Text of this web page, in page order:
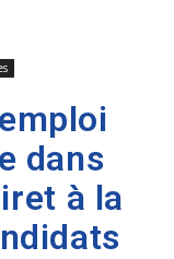
dans
à la